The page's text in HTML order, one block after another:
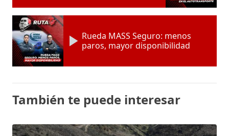
Rueda MASS Seguro: menos
paros, mayor disponibilidad
También te puede interesar